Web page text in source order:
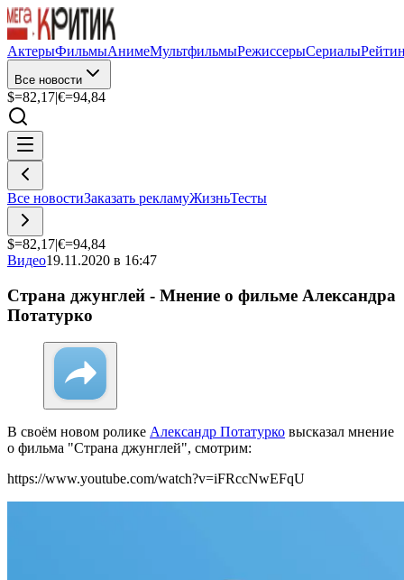
АктерыФильмыАнимеМультфильмыРежиссерыСериалы
Все новости
$=82,17|€=94,84
Все новостиЗаказать рекламуЖизньТесты
$=82,17|€=94,84
Видео19.11.2020 в 16:47
Страна джунглей - Мнение о фильме Александра
Потатурко
В своём новом ролике Александр Потатурко высказал мнение
о фильма "Страна джунглей", смотрим:
https://www.youtube.com/watch?v=iFRccNwEFqU